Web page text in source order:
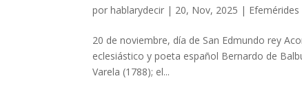
porhablarydecir | 20, Nov, 2025 |
20 de noviembre, día de San Edmundo rey
eclesiástico y poeta español Bernardo de
Varela (1788); el...